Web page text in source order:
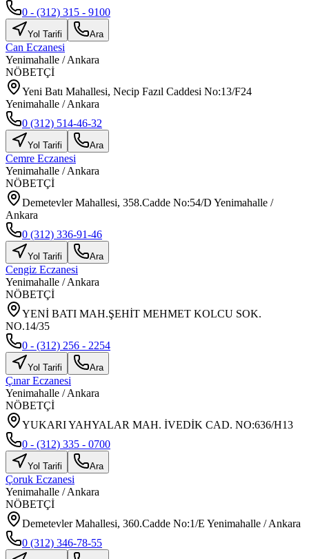
0 - (312) 315 - 9100
Yol Tarifi Ara
Can Eczanesi
Yenimahalle /Ankara
NÖBETÇİ
Yeni Batı Mahallesi, Necip Fazıl Caddesi No:13/F24
Yenimahalle / Ankara
0 (312) 514-46-32
Yol Tarifi Ara
Cemre Eczanesi
Yenimahalle /Ankara
NÖBETÇİ
Demetevler Mahallesi, 358.Cadde No:54/D Yenimahalle /
Ankara
0 (312) 336-91-46
Yol Tarifi Ara
Cengiz Eczanesi
Yenimahalle /Ankara
NÖBETÇİ
YENİ BATI MAH.ŞEHİT MEHMET KOLCU SOK.
NO.14/35
0 - (312) 256 - 2254
Yol Tarifi Ara
Çınar Eczanesi
Yenimahalle /Ankara
NÖBETÇİ
YUKARI YAHYALAR MAH. İVEDİK CAD. NO:636/H13
0 - (312) 335 - 0700
Yol Tarifi Ara
Çoruk Eczanesi
Yenimahalle /Ankara
NÖBETÇİ
Demetevler Mahallesi, 360.Cadde No:1/E Yenimahalle / Ankara
0 (312) 346-78-55